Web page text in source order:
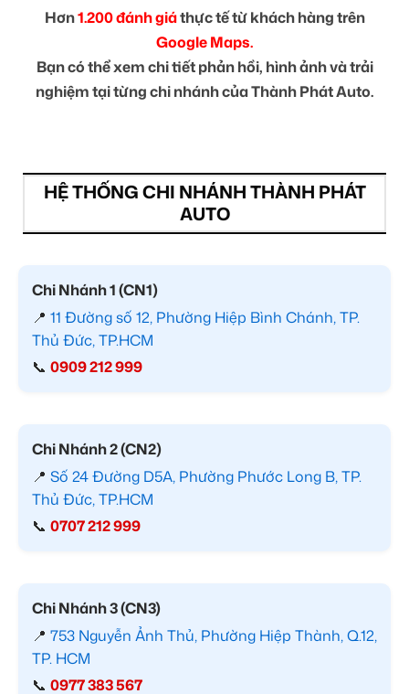
Hơn1.200 đánh giáthực tế từ khách hàng trên
Google Maps.
Bạn có thể xem chi tiết phản hồi, hình ảnh và trải
nghiệm tại từng chi nhánh của Thành Phát Auto.
HỆ THỐNG CHI NHÁNH THÀNH PHÁT
AUTO
Chi Nhánh 1 (CN1)
📍 11 Đường số 12, Phường Hiệp Bình Chánh, TP.
Thủ Đức, TP.HCM
📞 0909 212 999
Chi Nhánh 2 (CN2)
📍 Số 24 Đường D5A, Phường Phước Long B, TP.
Thủ Đức, TP.HCM
📞 0707 212 999
Chi Nhánh 3 (CN3)
📍 753 Nguyễn Ảnh Thủ, Phường Hiệp Thành, Q.12,
TP. HCM
📞 0977 383 567